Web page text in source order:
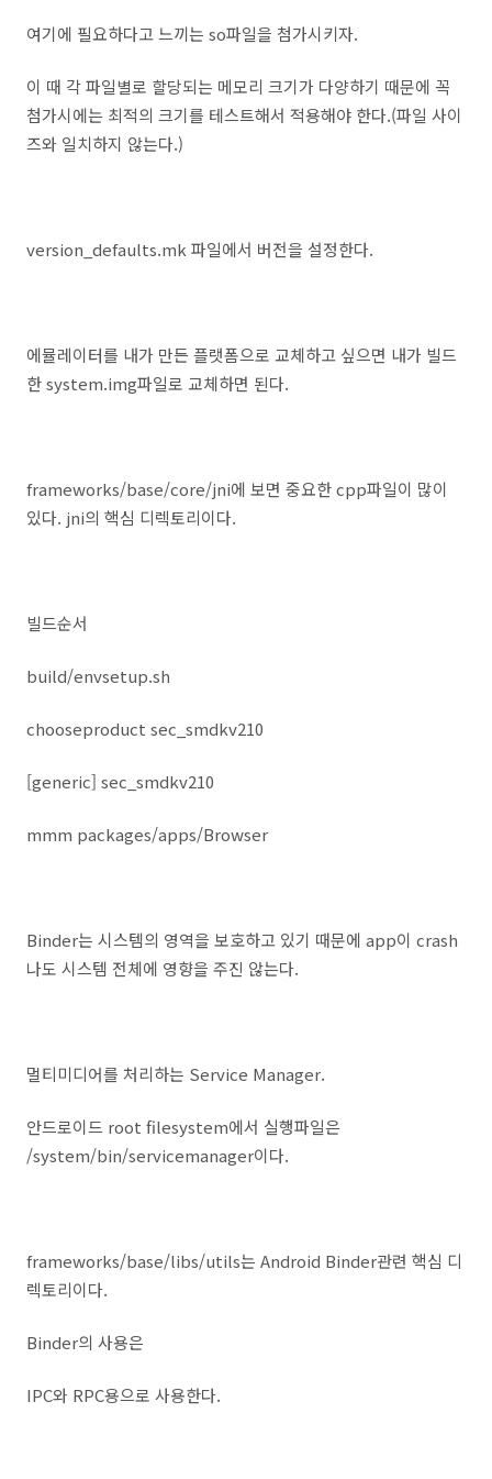
여기에 필요하다고 느끼는 so파일을 첨가시키자.
이 때 각 파일별로 할당되는 메모리 크기가 다양하기 때문에 꼭
첨가시에는 최적의 크기를 테스트해서 적용해야 한다.(파일 사이
즈와 일치하지 않는다.)
version_defaults.mk 파일에서 버전을 설정한다.
에뮬레이터를 내가 만든 플랫폼으로 교체하고 싶으면 내가 빌드
한 system.img파일로 교체하면 된다.
frameworks/base/core/jni에 보면 중요한 cpp파일이 많이
있다. jni의 핵심 디렉토리이다.
빌드순서
build/envsetup.sh
chooseproduct sec_smdkv210
[generic] sec_smdkv210
mmm packages/apps/Browser
Binder는 시스템의 영역을 보호하고 있기 때문에 app이 crash
나도 시스템 전체에 영향을 주진 않는다.
멀티미디어를 처리하는 Service Manager.
안드로이드 root filesystem에서 실행파일은
/system/bin/servicemanager이다.
frameworks/base/libs/utils는 Android Binder관련 핵심 디
렉토리이다.
Binder의 사용은
IPC와 RPC용으로 사용한다.